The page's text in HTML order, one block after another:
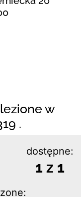
w
.
dostępne:
1 z 1